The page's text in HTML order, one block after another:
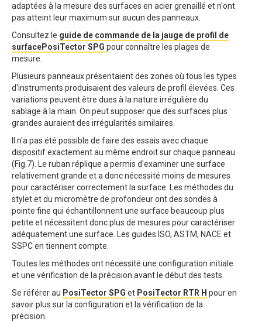
adaptées à la mesure des surfaces en acier grenaillé et n'ont
pas atteint leur maximum sur aucun des panneaux.
Consultez le guide de commande de la jauge de profil de
surfacePosiTector SPG pour connaître les plages de
mesure.
Plusieurs panneaux présentaient des zones où tous les types
d'instruments produisaient des valeurs de profil élevées. Ces
variations peuvent être dues à la nature irrégulière du
sablage à la main. On peut supposer que des surfaces plus
grandes auraient des irrégularités similaires.
Il n'a pas été possible de faire des essais avec chaque
dispositif exactement au même endroit sur chaque panneau
(Fig.7). Le ruban réplique a permis d'examiner une surface
relativement grande et a donc nécessité moins de mesures
pour caractériser correctement la surface. Les méthodes du
stylet et du micromètre de profondeur ont des sondes à
pointe fine qui échantillonnent une surface beaucoup plus
petite et nécessitent donc plus de mesures pour caractériser
adéquatement une surface. Les guides ISO, ASTM, NACE et
SSPC en tiennent compte.
Toutes les méthodes ont nécessité une configuration initiale
et une vérification de la précision avant le début des tests.
Se référer au PosiTector SPG et PosiTector RTR H pour en
savoir plus sur la configuration et la vérification de la
précision.